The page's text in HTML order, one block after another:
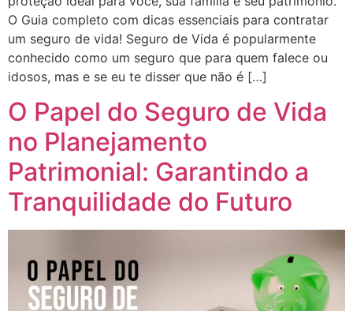
O Guia completo com dicas essenciais para contratar
um seguro de vida! Seguro de Vida é popularmente
conhecido como um seguro que para quem falece ou
idosos, mas e se eu te disser que não é […]
O Papel do Seguro de Vida
no Planejamento
Patrimonial: Garantindo a
Tranquilidade do Futuro